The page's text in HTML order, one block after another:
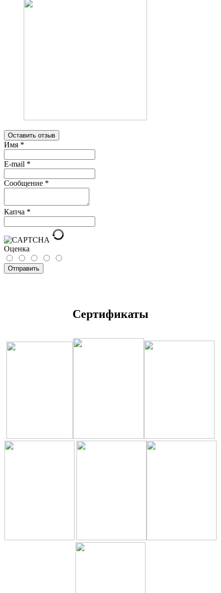
Оставить отзыв
Имя *
E-mail *
Сообщение *
Капча *
Оценка
Отправить
Сертификаты